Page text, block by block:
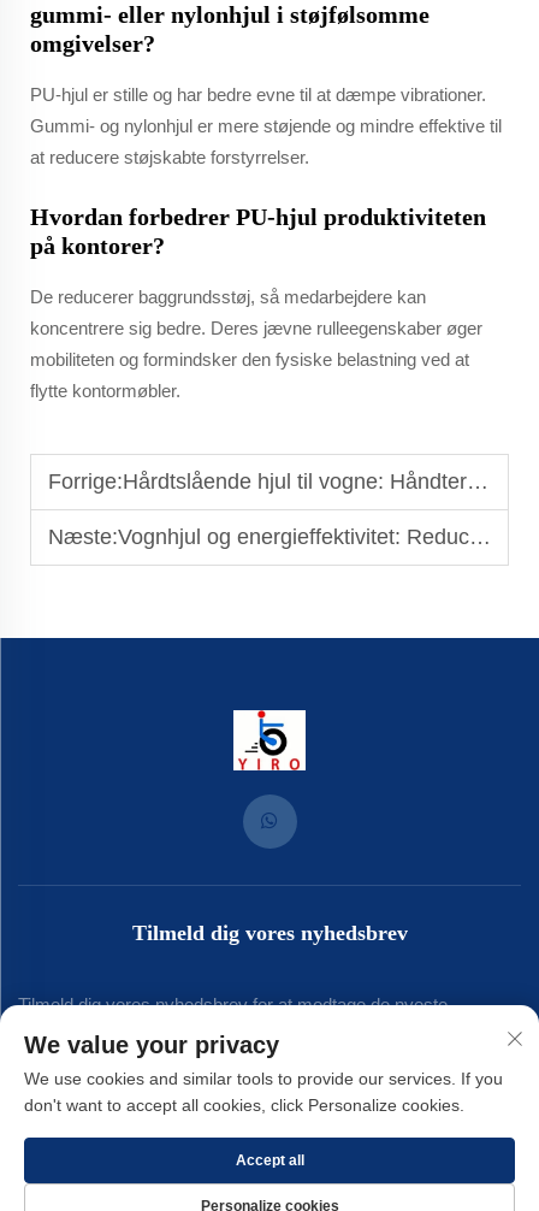
gummi- eller nylonhjul i støjfølsomme
omgivelser?
PU-hjul er stille og har bedre evne til at dæmpe vibrationer.
Gummi- og nylonhjul er mere støjende og mindre effektive til
at reducere støjskabte forstyrrelser.
Hvordan forbedrer PU-hjul produktiviteten
på kontorer?
De reducerer baggrundsstøj, så medarbejdere kan
koncentrere sig bedre. Deres jævne rulleegenskaber øger
mobiliteten og formindsker den fysiske belastning ved at
flytte kontormøbler.
Forrige:Hårdtslående hjul til vogne: Håndtering af overbelastet transport
Næste:Vognhjul og energieffektivitet: Reducer rullemodstand
Tilmeld dig vores nyhedsbrev
Tilmeld dig vores nyhedsbrev for at modtage de nyeste
branchenyt, opdateringer og indsigt fra vores team.
We value your privacy
We use cookies and similar tools to provide our services. If you
don't want to accept all cookies, click Personalize cookies.
Personalize cookies
Accept all